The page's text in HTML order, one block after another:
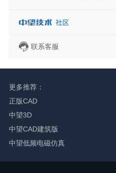
联系客服
更多推荐：
正版CAD
中望3D
中望CAD建筑版
中望低频电磁仿真